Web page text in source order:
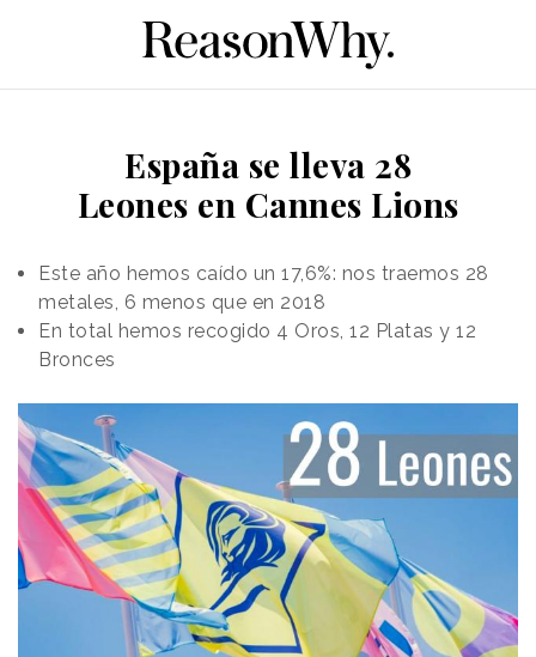
España se lleva 28
Leones en Cannes Lions
Este año hemos caído un 17,6%: nos traemos 28
metales, 6 menos que en 2018
En total hemos recogido 4 Oros, 12 Platas y 12
Bronces